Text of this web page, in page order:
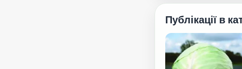
Публікації в